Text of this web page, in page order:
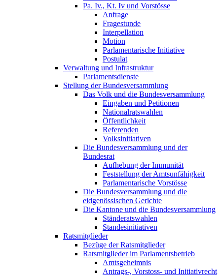
Pa. Iv., Kt. Iv und Vorstösse
Anfrage
Fragestunde
Interpellation
Motion
Parlamentarische Initiative
Postulat
Verwaltung und Infrastruktur
Parlamentsdienste
Stellung der Bundesversammlung
Das Volk und die Bundesversammlung
Eingaben und Petitionen
Nationalratswahlen
Öffentlichkeit
Referenden
Volksinitiativen
Die Bundesversammlung und der
Bundesrat
Aufhebung der Immunität
Feststellung der Amtsunfähigkeit
Parlamentarische Vorstösse
Die Bundesversammlung und die
eidgenössischen Gerichte
Die Kantone und die Bundesversammlung
Ständeratswahlen
Standesinitiativen
Ratsmitglieder
Bezüge der Ratsmitglieder
Ratsmitglieder im Parlamentsbetrieb
Amtsgeheimnis
Antrags-, Vorstoss- und Initiativrecht